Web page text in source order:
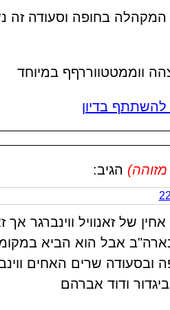
המקהלה בחופה וסעודה זה
ווממטטווררףף במיוחד
בדיון
הגיב:
של זאנוויל ווינברגר אך
אבל הוא הביא
שרים האחים
ודוד אברהם